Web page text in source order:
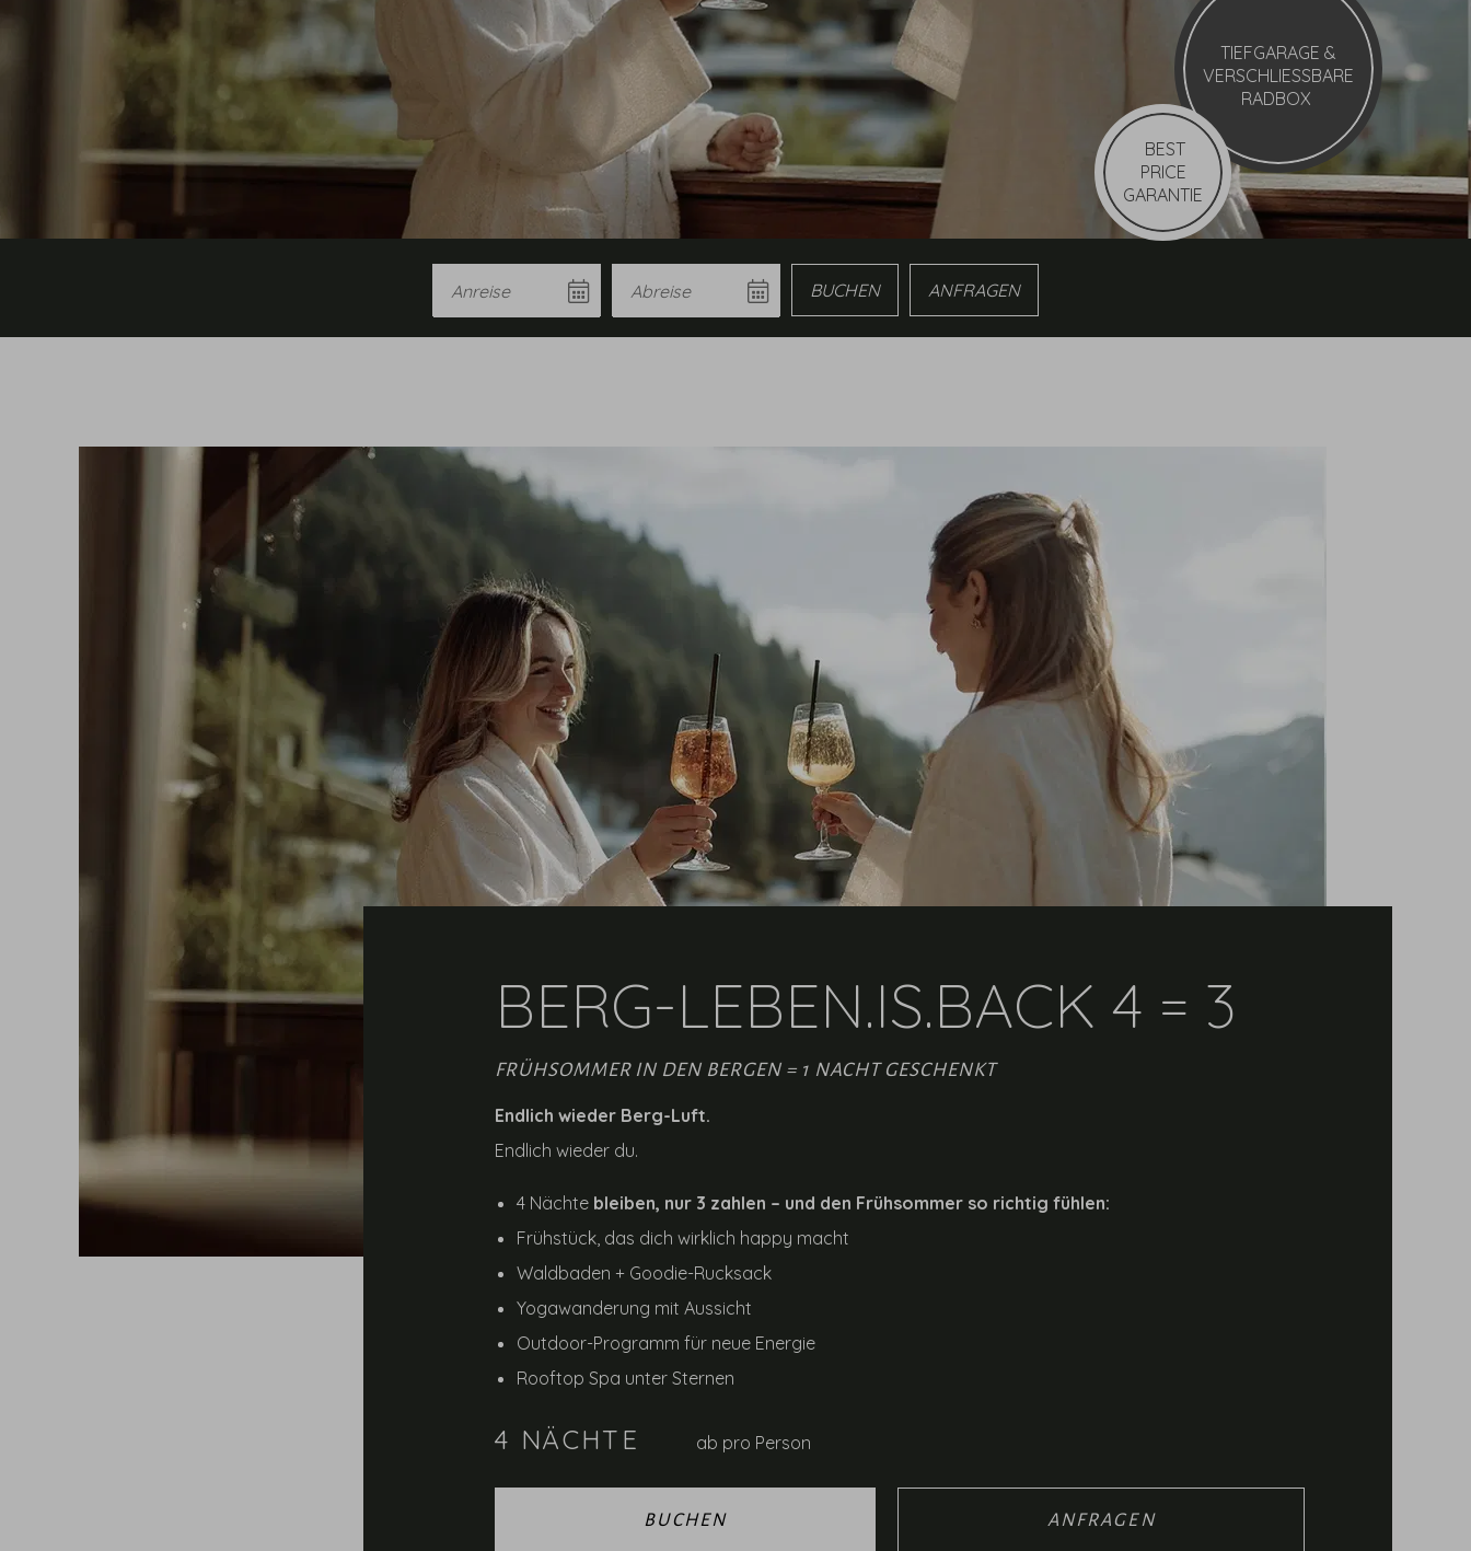
Anreise Abreise Buchen Anfragen
TIEFGARAGE&
VERSCHLIESSBARE
RADBOX
BEST
PRICE
GARANTIE
BERG-LEBEN.IS.BACK 4 = 3
FRÜHSOMMER IN DEN BERGEN = 1 NACHT GESCHENKT
Endlich wieder Berg-Luft.
Endlich wieder du.
4 Nächte bleiben, nur 3 zahlen – und den Frühsommer so richtig fühlen:
Frühstück, das dich wirklich happy macht
Waldbaden + Goodie-Rucksack
Yogawanderung mit Aussicht
Outdoor-Programm für neue Energie
Rooftop Spa unter Sternen
4 NÄCHTE ab pro Person
BUCHEN ANFRAGEN